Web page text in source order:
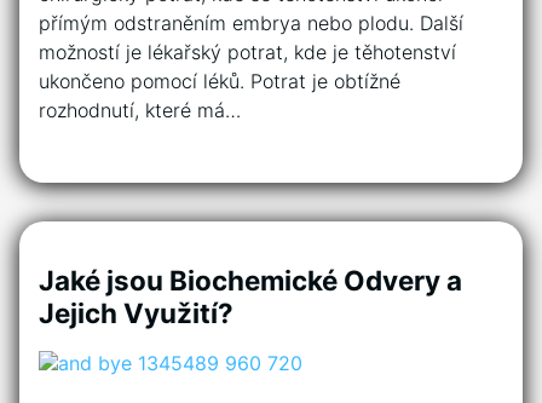
přímým odstraněním embrya nebo plodu. Další
možností je lékařský potrat, kde je těhotenství
ukončeno pomocí léků. Potrat je obtížné
rozhodnutí, které má…
Jaké jsou Biochemické Odvery a
Jejich Využití?